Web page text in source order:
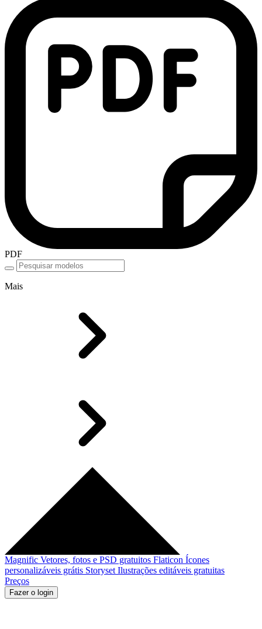
PDF
Mais
Magnific Vetores, fotos e PSD gratuitos Flaticon Ícones
personalizáveis grátis Storyset Ilustrações editáveis gratuitas
Preços
Fazer o login